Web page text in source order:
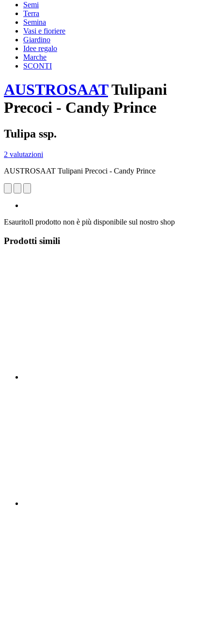
Semi
Terra
Semina
Vasi e fioriere
Giardino
Idee regalo
Marche
SCONTI
AUSTROSAATTulipani
Precoci - Candy Prince
Tulipa ssp.
2 valutazioni
AUSTROSAAT Tulipani Precoci - Candy Prince
EsauritoIl prodotto non è più disponibile sul nostro shop
Prodotti simili